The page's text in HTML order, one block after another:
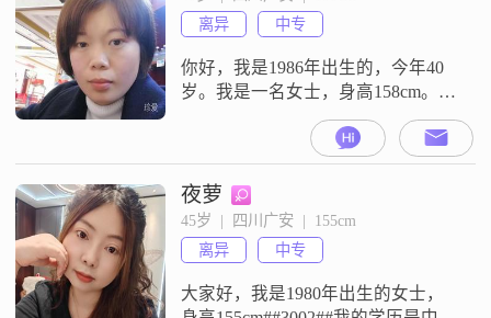
己的兴趣爱好。我们可以一起运
动、看电影、做饭、旅行，也能在
各自领域努力。最重要的是彼此信
任、真诚沟通，把对方规
离异
中专
你好，我是1986年出生的，今年40
岁。我是一名女士，身高158cm。目
前我的月收入在3001到5000元这个
范围，我的工作地是在成都，我是
一个热爱生活的人，平时就喜欢简
单过日子。在对待生活这件事上，
我觉得平平淡淡才是真。我的观念
里家庭优先，我认为家庭是生活中
很重要的一部分，一家人整整齐
齐、和和睦睦比什么都强。我追求
的
夜萝
45岁  |  四川广安  |  155cm
离异
中专
大家好，我是1980年出生的女士，